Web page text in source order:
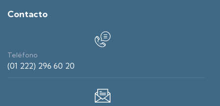
Contacto
Teléfono
(01 222) 296 60 20